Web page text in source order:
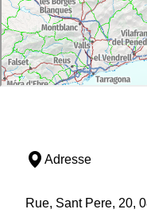
Adresse
Rue, Sant Pere, 20,